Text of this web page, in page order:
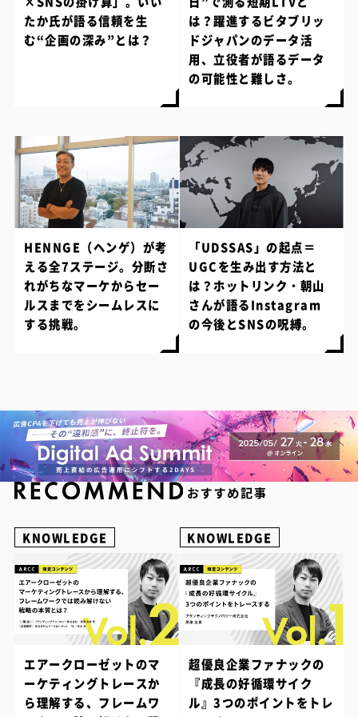
たか氏が語る信頼を生
む“企画の深み”とは？
は？躍進するビタブリッ
ドジャパンのデータ活
用、立役者が語るデータ
の可能性と難しさ。
HENNGE（ヘンゲ）が考
える全7ステージ。分断さ
れがちなマーケからセー
ルスまでをシームレスに
する挑戦。
「UDSSAS」の起点＝
UGCを生み出す方法と
は？ホットリンク・朝山
さんが語るInstagram
の今後とSNSの呪縛。
KNOWLEDGE
エアークローゼットのマ
ーケティングトレースか
ら理解する、フレームワ
KNOWLEDGE
超優良企業ファナックの
『成長の好循環サイク
ル』3つのポイントをトレ